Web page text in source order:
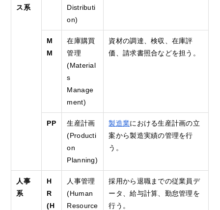
ス系
Distributi
on)
M
M
在庫購買
管理
(Material
s
Manage
ment)
資材の調達、検収、在庫評
価、請求書照合などを担う。
PP
生産計画
(Producti
on
Planning)
製造業における生産計画の立
案から製造実績の管理を行
う。
人事
系
H
R
(H
人事管理
(Human
Resource
採用から退職までの従業員デ
ータ、給与計算、勤怠管理を
行う。